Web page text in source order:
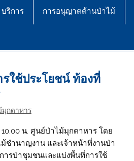
บริการ การอนุญาตด้านป่าไม้
ใช้ประโยชน์ ท้องที่
กดาหาร
น. ศูนย์ป่าไม้มุกดาหาร โดย
ชำนาญงาน และเจ้าหน้าที่งานป่า
ารป่าชุมชนและแบ่งพื้นที่การใช้